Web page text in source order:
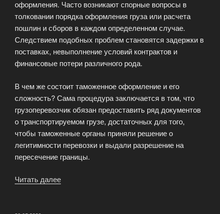
оформления. Часто возникают спорные вопросы в
толковании порядка оформления груза или расчета
пошлин и сборов в каждом определенном случае.
Следствием подобных проблем становятся задержки в
поставках, невыполнение условий контрактов и
финансовые потери различного рода.
В чем же состоит таможенное оформление и его
сложность? Сама процедура заключается в том, что
грузоперевозчик обязан предоставить ряд документов
о транспортируемом грузе, достаточных для того,
чтобы таможенные органы приняли решение о
легитимности перевозки и выдали разрешение на
пересечение границы.
Читать далее